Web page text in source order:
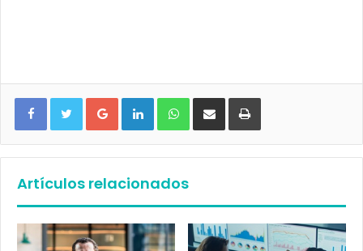
Google+ LinkedIn WhatsApp
Artículos relacionados